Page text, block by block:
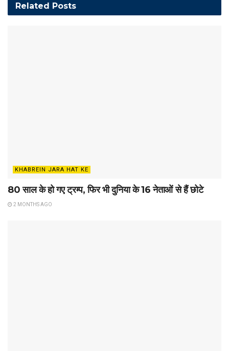
Related Posts
KHABREIN JARA HAT KE
80 साल के हो गए ट्रम्प, फिर भी दुनिया के 16 नेताओं से हैं छोटे
2 MONTHS AGO